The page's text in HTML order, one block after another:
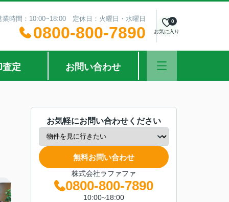
業時間：10:00~18:00 定休日：火曜日・水曜日
0800-800-7890 お気に入り
0
査定 お問い合わせ
お気軽にお問い合わせください
無料お問い合わせ
株式会社ラファファ
0800-800-7890
10:00~18:00